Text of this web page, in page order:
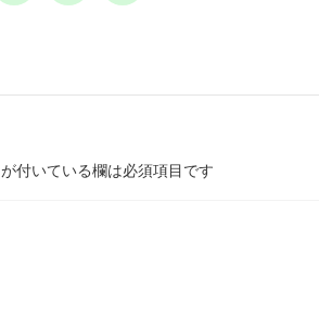
が付いている欄は必須項目です